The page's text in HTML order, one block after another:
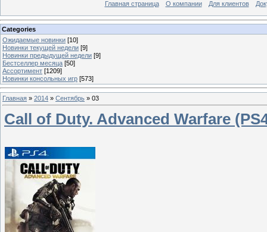
Главная страница О компании Для клиентов
Categories
Ожидаемые новинки [10]
Новинки текущей недели [9]
Новинки предыдущей недели [9]
Бестселлер месяца [50]
Ассортимент [1209]
Новинки консольных игр [573]
Главная » 2014 » Сентябрь » 03
Call of Duty. Advanced Warfare